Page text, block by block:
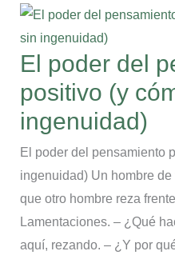
El poder del
positivo (y
ingenuidad)
El poder del pensamiento
ingenuidad) Un hombre
que otro hombre reza
Lamentaciones. – ¿Qué
aquí, rezando. – ¿Y por
poder
del
pensamiento
positivo
(y
cómo
aplicarlo
sin
ingenuidad)